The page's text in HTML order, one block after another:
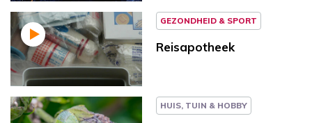
GEZONDHEID & SPORT
Reisapotheek
HUIS, TUIN & HOBBY